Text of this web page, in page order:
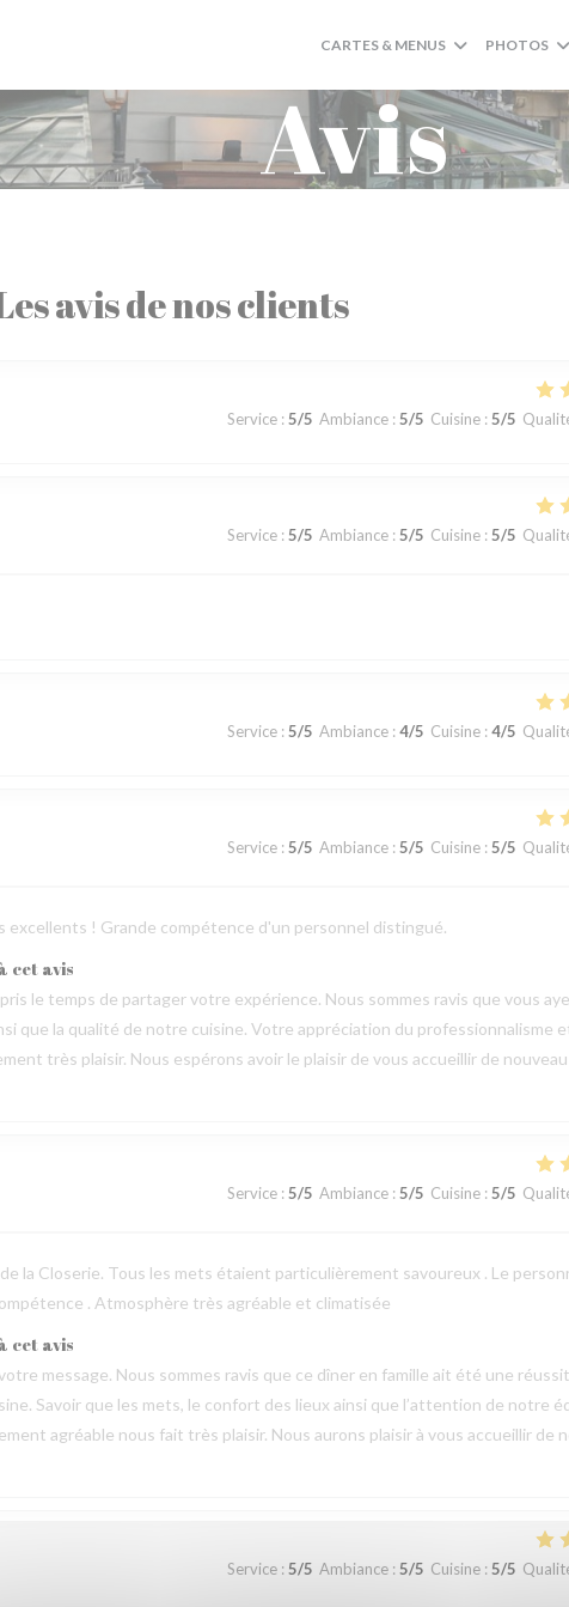
CARTES & MENUS PHOTOS
Avis
avis de nos clients
Service: 5/5 Ambiance: 5/5 Cuisine: 5/5
Service: 5/5 Ambiance: 5/5 Cuisine: 5/5
Service: 5/5 Ambiance: 4/5 Cuisine: 4/5
Service: 5/5 Ambiance: 5/5 Cuisine: 5/5
excellents ! Grande compétence d'un personnel distingué.
cet avis
le temps de partager votre expérience. Nous sommes ravis que vous
que la qualité de notre cuisine. Votre appréciation du professionnalisme
très plaisir. Nous espérons avoir le plaisir de vous accueillir de nouveau
Service: 5/5 Ambiance: 5/5 Cuisine: 5/5
la Closerie. Tous les mets étaient particulièrement savoureux . Le
. Atmosphère très agréable et climatisée
cet avis
message. Nous sommes ravis que ce dîner en famille ait été une
Savoir que les mets, le confort des lieux ainsi que l’attention de notre
agréable nous fait très plaisir. Nous aurons plaisir à vous accueillir de
Service: 5/5 Ambiance: 5/5 Cuisine: 5/5